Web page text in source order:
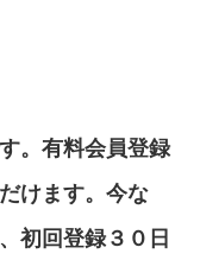
。有料会員登録
けます。今な
初回登録３０日